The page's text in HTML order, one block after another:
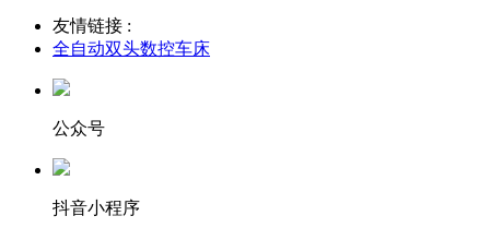
友情链接 :
全自动双头数控车床
公众号
抖音小程序